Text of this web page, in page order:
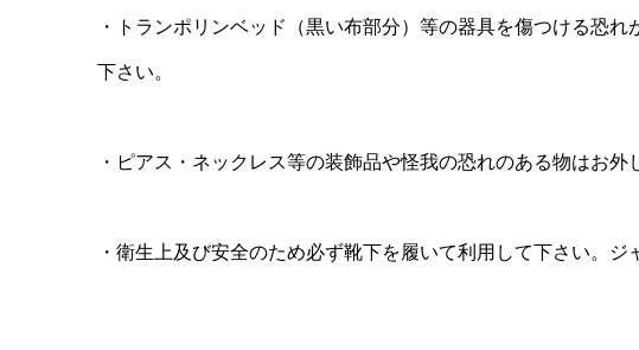
・トランポリンベッド（黒い布部分）等の器具を傷つける恐
下さい。
・ピアス・ネックレス等の装飾品や怪我の恐れのある物はお外
・衛生上及び安全のため必ず靴下を履いて利用して下さい。ジ